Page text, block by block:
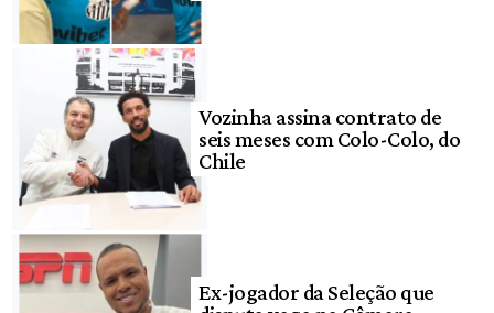
Vozinha assina contrato de
seis meses com Colo-Colo, do
Chile
Ex-jogador da Seleção que